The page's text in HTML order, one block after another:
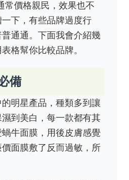
常價格親民，效果也不
下，有些品牌過度行
通通。下面我會介紹幾
格幫你比較品牌。
備
明星產品，種類多到讓
到美白，每一款都有其
牛面膜，用後皮膚感覺
面膜敷了反而過敏，所